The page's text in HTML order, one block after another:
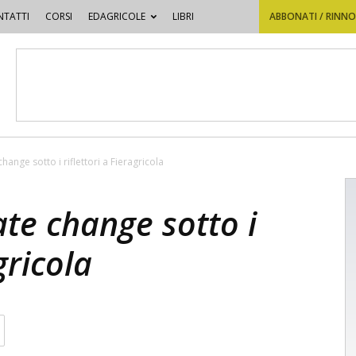
CORSI EDAGRICOLE LIBRI ABBONATI /
sotto i riflettori a Fieragricola
change sotto i